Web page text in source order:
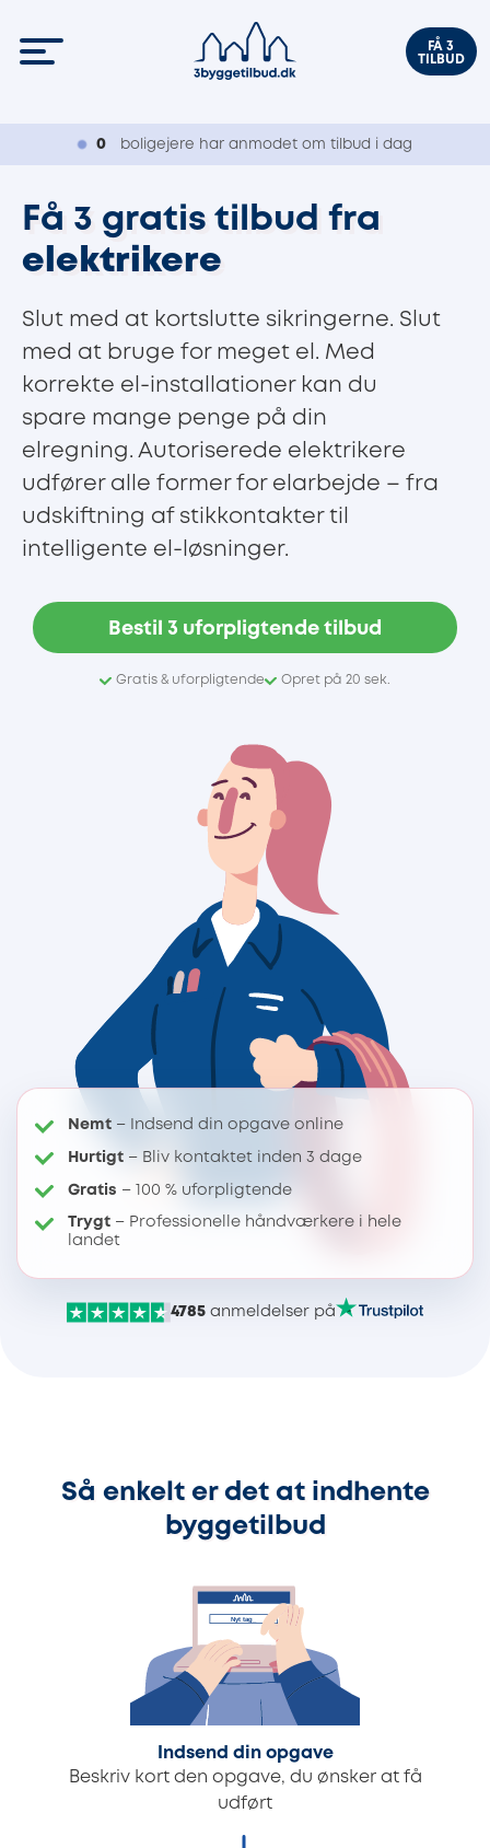
FÅ 3
TILBUD
0 boligejere har anmodet om tilbud i dag
Få 3 gratis tilbud fra
elektrikere
Slut med at kortslutte sikringerne. Slut
med at bruge for meget el. Med
korrekte el-installationer kan du
spare mange penge på din
elregning. Autoriserede elektrikere
udfører alle former for elarbejde – fra
udskiftning af stikkontakter til
intelligente el-løsninger.
Bestil 3 uforpligtende tilbud
Gratis & uforpligtende Opret på 20 sek.
Nemt – Indsend din opgave online
Hurtigt – Bliv kontaktet inden 3 dage
Gratis – 100 % uforpligtende
Trygt – Professionelle håndværkere i hele
landet
4785 anmeldelser på
Så enkelt er det at indhente
byggetilbud
Indsend din opgave
Beskriv kort den opgave, du ønsker at få
udført